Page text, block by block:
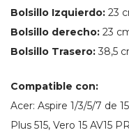
Bolsillo Izquierdo: 23
Bolsillo derecho: 23
Bolsillo Trasero:38,5
Compatible con:
Acer: Aspire 1/3/5/7 de
Plus 515, Vero 15 AV15